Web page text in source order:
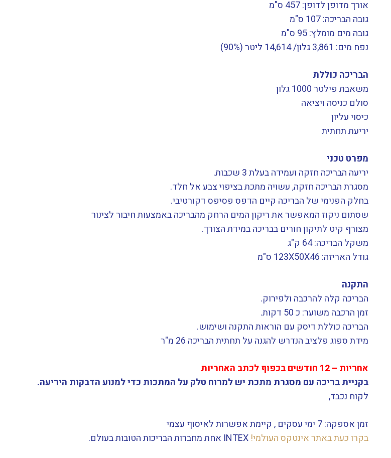
אורך מדופן לדופן: 457 ס"מ
גובה הבריכה: 107 ס"מ
גובה מים מומלץ: 95 ס"מ
נפח מים: 3,861 גלון/ 14,614 ליטר (90%)
הבריכה כוללת
משאבת פילטר 1000 גלון
סולם כניסה ויציאה
כיסוי עליון
יריעת תחתית
מפרט טכני
יריעה הבריכה חזקה ועמידה בעלת 3 שכבות.
מסגרת הבריכה חזקה, עשויה מתכת בציפוי צבע אל חלד.
בחלק הפנימי של הבריכה קיים הדפס פסיפס דקורטיבי.
שסתום ניקוז המאפשר את ריקון המים הרחק מהבריכה באמצעות חיבור לצינור
מצורף קיט לתיקון חורים בבריכה במידת הצורך.
משקל הבריכה: 64 ק"ג
גודל האריזה: 123X50X46 ס"מ
התקנה
הבריכה קלה להרכבה ולפירוק.
זמן הרכבה משוער: כ 50 דקות.
הבריכה כוללת דיסק עם הוראות התקנה ושימוש.
מידת ספוג פלציב הנדרש להגנה על תחתית הבריכה 26 מ"ר
אחריות – 12 חודשים בכפוף לכתב האחריות
בקניית בריכה עם מסגרת מתכת יש למרוח טלק על המתכות כדי למנוע הדבקות היריעה.
לקוח נכבד,
זמן אספקה:7 ימי עסקים , קיימת אפשרות לאיסוף עצמי
בקרו כעת באתר אינטקס העולמי!